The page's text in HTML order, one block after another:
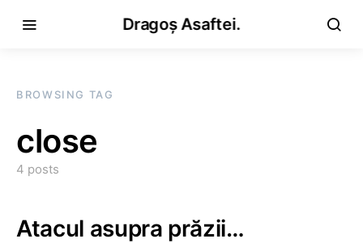
Dragoș Asaftei.
BROWSING TAG
close
4 posts
Atacul asupra prăzii…